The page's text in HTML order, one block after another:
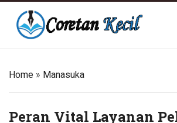
Coretan Kecil
Home » Manasuka
Peran Vital Layanan